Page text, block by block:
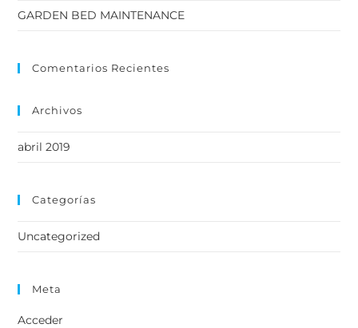
GARDEN BED MAINTENANCE
Comentarios Recientes
Archivos
abril 2019
Categorías
Uncategorized
Meta
Acceder